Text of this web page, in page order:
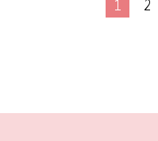
1 2